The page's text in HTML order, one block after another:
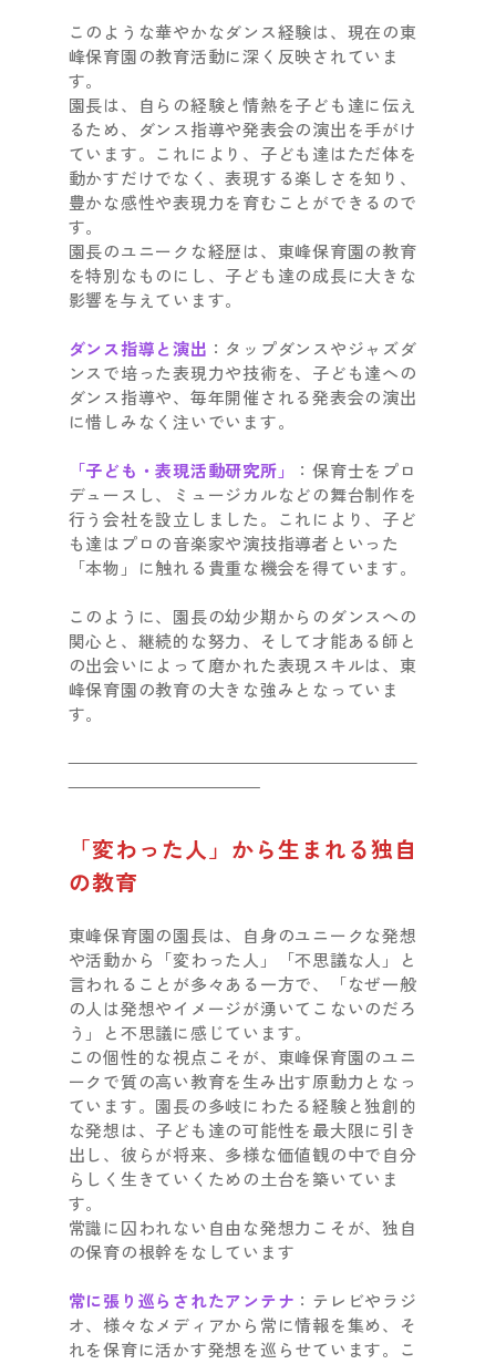
このような華やかなダンス経験は、現在の東
峰保育園の教育活動に深く反映されていま
す。
園長は、自らの経験と情熱を子ども達に伝え
るため、ダンス指導や発表会の演出を手がけ
ています。これにより、子ども達はただ体を
動かすだけでなく、表現する楽しさを知り、
豊かな感性や表現力を育むことができるので
す。
園長のユニークな経歴は、東峰保育園の教育
を特別なものにし、子ども達の成長に大きな
影響を与えています。
ダンス指導と演出 ：タップダンスやジャズダ
ンスで培った表現力や技術を、子ども達への
ダンス指導や、毎年開催される発表会の演出
に惜しみなく注いでいます。
「子ども・表現活動研究所」
：保育士をプロ
デュースし、ミュージカルなどの舞台制作を
行う会社を設立しました。これにより、子ど
も達はプロの音楽家や演技指導者といった
「本物」に触れる貴重な機会を得ています。
このように、園長の幼少期からのダンスへの
関心と、継続的な努力、そして才能ある師と
の出会いによって磨かれた表現スキルは、東
峰保育園の教育の大きな強みとなっていま
す。
「変わった人」から生まれる独自
の教育
東峰保育園の園長は、自身のユニークな発想
や活動から「変わった人」「不思議な人」と
言われることが多々ある一方で、「なぜ一般
の人は発想やイメージが湧いてこないのだろ
う」と不思議に感じています。
この個性的な視点こそが、東峰保育園のユニ
ークで質の高い教育を生み出す原動力となっ
ています。園長の多岐にわたる経験と独創的
な発想は、子ども達の可能性を最大限に引き
出し、彼らが将来、多様な価値観の中で自分
らしく生きていくための土台を築いていま
す。
常識に囚われない自由な発想力こそが、独自
の保育の根幹をなしています
常に張り巡らされたアンテナ ：テレビやラジ
オ、様々なメディアから常に情報を集め、そ
れを保育に活かす発想を巡らせています。こ